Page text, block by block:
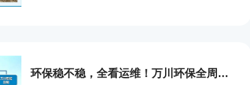
环保稳不稳，全看运维！万川环保全周期售后，让企业达标无忧